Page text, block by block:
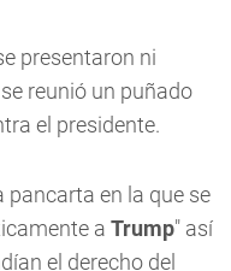
presentaron ni
reunió un puñado
el presidente.
en la que se
a Trump" así
el derecho del